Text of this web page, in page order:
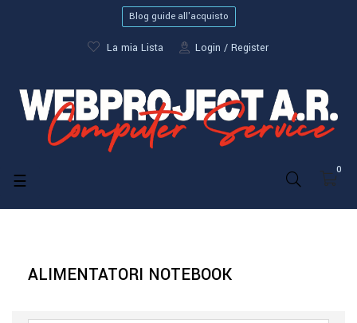
Blog guide all'acquisto
La mia Lista Login Register
0
navigazione
☰
ALIMENTATORI NOTEBOOK